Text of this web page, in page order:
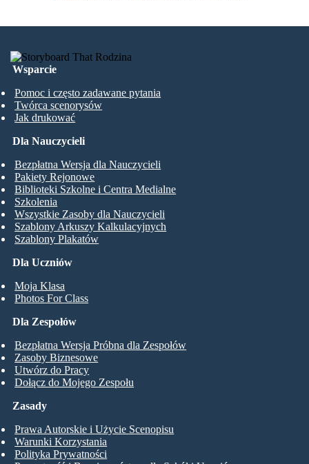
Wsparcie
Pomoc i często zadawane pytania
Twórca scenorysów
Jak drukować
Dla Uczniów
Moja Klasa
Photos For Class
Dla Nauczycieli
Bezpłatna Wersja dla Nauczycieli
Pakiety Rejonowe
Biblioteki Szkolne i Centra Medialne
Szkolenia
Wszystkie Zasoby dla Nauczycieli
Szablony Arkuszy Kalkulacyjnych
Szablony Plakatów
Dla Zespołów
Bezpłatna Wersja Próbna dla Zespołów
Zasoby Biznesowe
Utwórz do Pracy
Dołącz do Mojego Zespołu
Zasady
Prawa Autorskie i Użycie Scenopisu
Warunki Korzystania
Polityka Prywatności